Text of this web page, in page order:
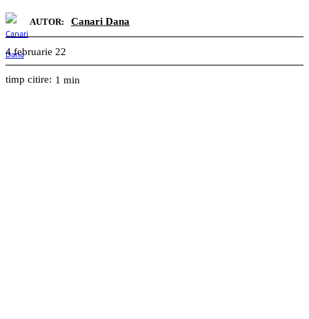
AUTOR: Canari Dana
4 februarie 22
timp citire: 1 min